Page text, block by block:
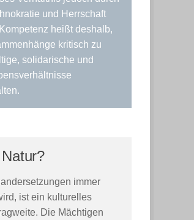
und Herrschaft
heißt deshalb,
kritisch zu
solidarische und
immer
ist ein kulturelles
Die Mächtigen